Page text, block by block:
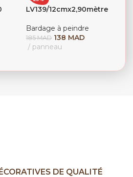
LV139/12cmx2,90mètre
Bardage à peindre
185MAD 138 MAD
panneau
DE QUALITÉ